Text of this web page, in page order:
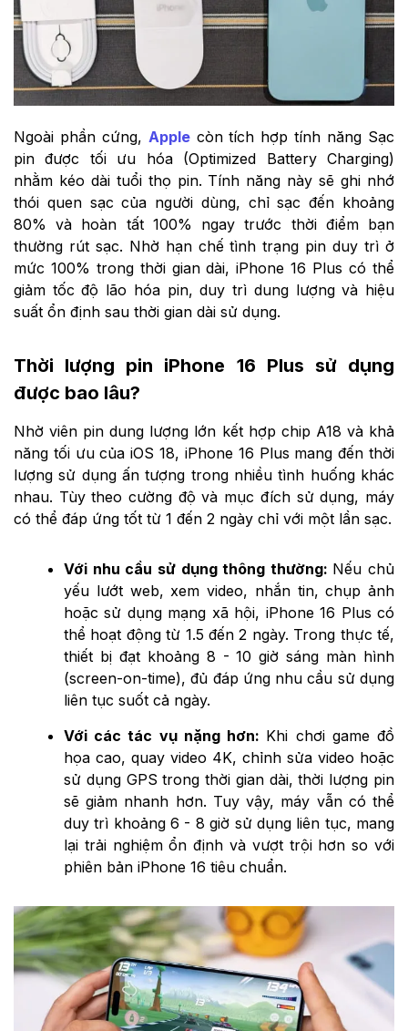
Ngoài phần cứng, Applecòn tích hợp tính năng Sạc
pin được tối ưu hóa (Optimized Battery Charging)
nhằm kéo dài tuổi thọ pin. Tính năng này sẽ ghi nhớ
thói quen sạc của người dùng, chỉ sạc đến khoảng
80% và hoàn tất 100% ngay trước thời điểm bạn
thường rút sạc. Nhờ hạn chế tình trạng pin duy trì ở
mức 100% trong thời gian dài, iPhone 16 Plus có thể
giảm tốc độ lão hóa pin, duy trì dung lượng và hiệu
suất ổn định sau thời gian dài sử dụng.
Thời lượng pin iPhone 16 Plus sử dụng
được bao lâu?
Nhờ viên pin dung lượng lớn kết hợp chip A18 và khả
năng tối ưu của iOS 18, iPhone 16 Plus mang đến thời
lượng sử dụng ấn tượng trong nhiều tình huống khác
nhau. Tùy theo cường độ và mục đích sử dụng, máy
có thể đáp ứng tốt từ 1 đến 2 ngày chỉ với một lần sạc.
Với nhu cầu sử dụng thông thường: Nếu chủ
yếu lướt web, xem video, nhắn tin, chụp ảnh
hoặc sử dụng mạng xã hội, iPhone 16 Plus có
thể hoạt động từ 1.5 đến 2 ngày. Trong thực tế,
thiết bị đạt khoảng 8 - 10 giờ sáng màn hình
(screen-on-time), đủ đáp ứng nhu cầu sử dụng
liên tục suốt cả ngày.
Với các tác vụ nặng hơn: Khi chơi game đồ
họa cao, quay video 4K, chỉnh sửa video hoặc
sử dụng GPS trong thời gian dài, thời lượng pin
sẽ giảm nhanh hơn. Tuy vậy, máy vẫn có thể
duy trì khoảng 6 - 8 giờ sử dụng liên tục, mang
lại trải nghiệm ổn định và vượt trội hơn so với
phiên bản iPhone 16 tiêu chuẩn.